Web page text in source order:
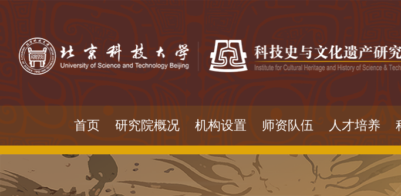
首页 研究院概况 机构设置 师资队伍 人才培养